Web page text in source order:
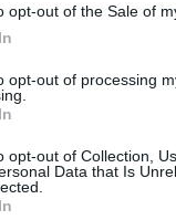
opt-out of the Sale of
opt-out of processing
opt-out of Collection,
Data that Is
και τον Πολιτισμό!
το Culturenow.gr